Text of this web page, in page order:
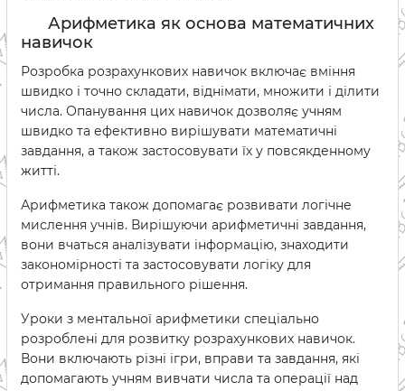
Арифметика як основа математичних
навичок
Розробка розрахункових навичок включає вміння
швидко і точно складати, віднімати, множити і ділити
числа. Опанування цих навичок дозволяє учням
швидко та ефективно вирішувати математичні
завдання, а також застосовувати їх у повсякденному
житті.
Арифметика також допомагає розвивати логічне
мислення учнів. Вирішуючи арифметичні завдання,
вони вчаться аналізувати інформацію, знаходити
закономірності та застосовувати логіку для
отримання правильного рішення.
Уроки з ментальної арифметики спеціально
розроблені для розвитку розрахункових навичок.
Вони включають різні ігри, вправи та завдання, які
допомагають учням вивчати числа та операції над